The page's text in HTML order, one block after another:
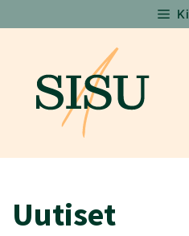
sisältöön
Uutiset